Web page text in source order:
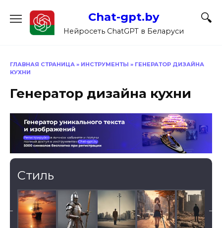
содержанию
Chat-gpt.by
Нейросеть ChatGPT в Беларуси
ГЛАВНАЯ СТРАНИЦА » ИНСТРУМЕНТЫ » ГЕНЕРАТОР ДИЗАЙНА
КУХНИ
Генератор дизайна кухни
Стиль